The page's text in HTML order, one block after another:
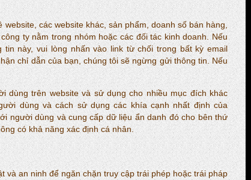
các website khác, sản phẩm, doanh số bán hàng,
ty nằm trong nhóm hoặc các đối tác kinh doanh. Nếu
tin này, vui lòng nhấn vào link từ chối trong bất kỳ email
chỉ dẫn của bạn, chúng tôi sẽ ngừng gửi thông tin. Nếu
dùng trên website và sử dụng cho nhiều mục đích khác
dùng và cách sử dụng các khía cạnh nhất định của
người dùng và cung cấp dữ liệu ẩn danh đó cho bên thứ
có khả năng xác định cá nhân.
và an ninh để ngăn chặn truy cập trái phép hoặc trái pháp